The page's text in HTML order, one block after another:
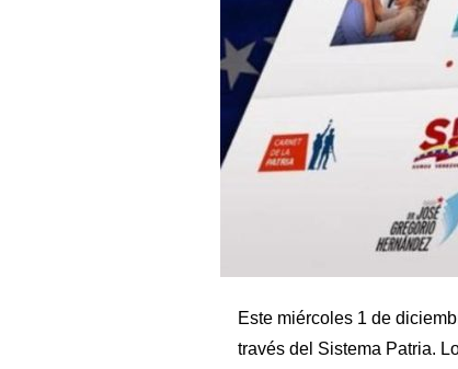
Este miércoles 1 de
través del Sistema Patria.